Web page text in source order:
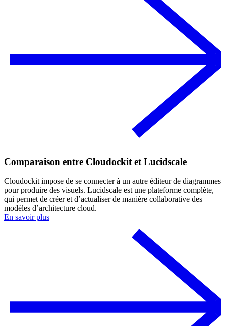
Comparaison entre Cloudockit et Lucidscale
Cloudockit impose de se connecter à un autre éditeur de diagrammes
pour produire des visuels. Lucidscale est une plateforme complète,
qui permet de créer et d’actualiser de manière collaborative des
modèles d’architecture cloud.
En savoir plus